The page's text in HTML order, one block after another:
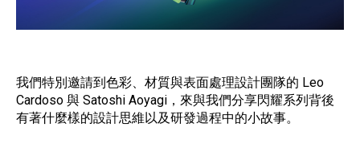
我們特別邀請到色彩、材質與表面處理設計團隊的 Leo
Cardoso 與 Satoshi Aoyagi，來與我們分享閃耀系列背後
有著什麼樣的設計思維以及研發過程中的小故事。